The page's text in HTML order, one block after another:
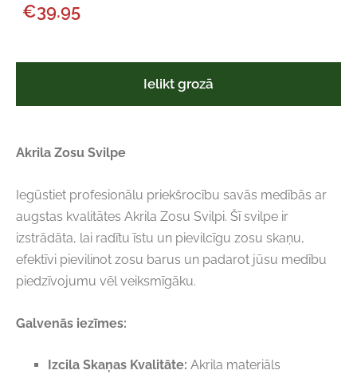
€39.95
Ielikt grozā
Akrila Zosu Svilpe
Iegūstiet profesionālu priekšrocību savās medībās ar
augstas kvalitātes Akrila Zosu Svilpi. Šī svilpe ir
izstrādāta, lai radītu īstu un pievilcīgu zosu skaņu,
efektīvi pievilinot zosu barus un padarot jūsu medību
piedzīvojumu vēl veiksmīgāku.
Galvenās iezīmes:
Izcila Skaņas Kvalitāte: Akrila materiāls